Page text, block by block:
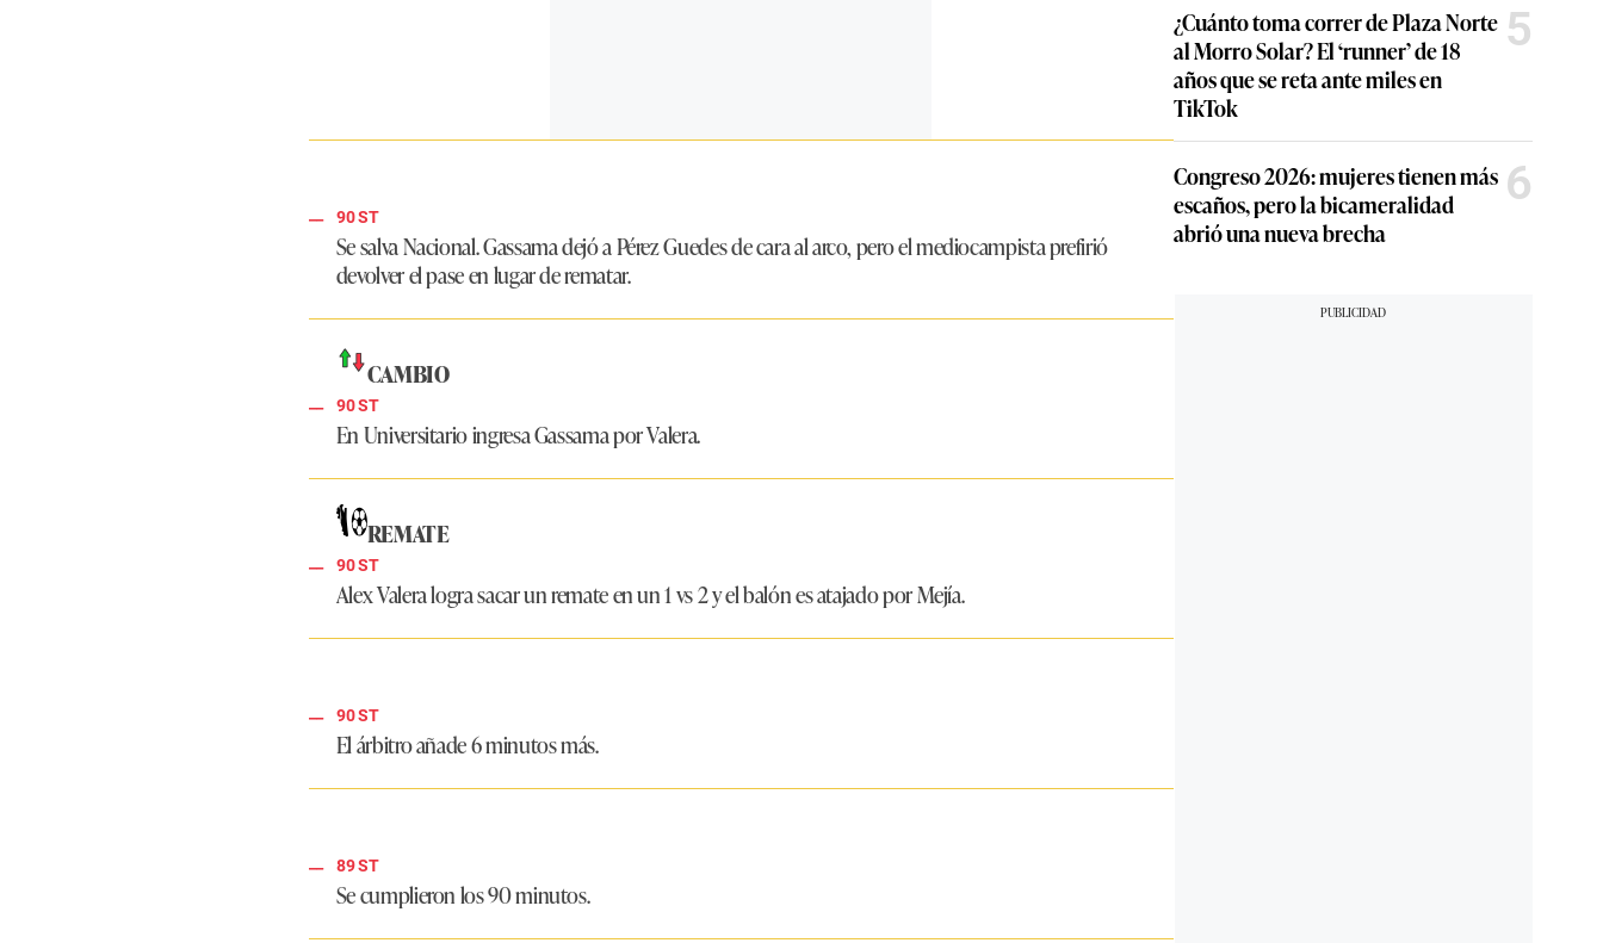
90 ST
Se salva Nacional. Gassama dejó a Pérez Guedes de cara al arco, pero el mediocampista prefirió
devolver el pase en lugar de rematar.
CAMBIO
90 ST
En Universitario ingresa Gassama por Valera.
REMATE
90 ST
Alex Valera logra sacar un remate en un 1 vs 2 y el balón es atajado por Mejía.
90 ST
El árbitro añade 6 minutos más.
89 ST
Se cumplieron los 90 minutos.
¿Cuánto toma correr de Plaza Norte
al Morro Solar? El ‘runner’ de 18
años que se reta ante miles en
TikTok
5
Congreso 2026: mujeres tienen más
escaños, pero la bicameralidad
abrió una nueva brecha
6